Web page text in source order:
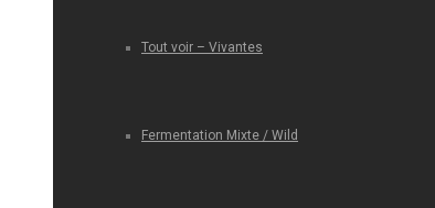
Tout voir – Vivantes
Fermentation Mixte / Wild